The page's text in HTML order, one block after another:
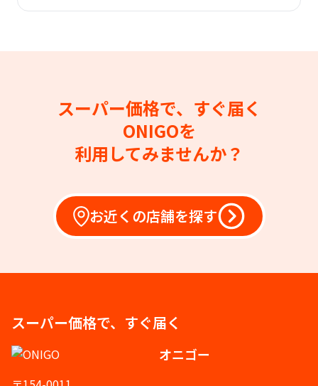
スーパー価格で、すぐ届く
ONIGOを
利用してみませんか？
お近くの店舗を探す
スーパー価格で、すぐ届く
オニゴー